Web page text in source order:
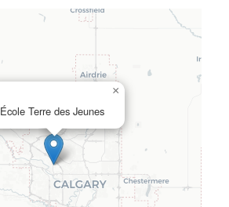
École Terre des Jeunes
×